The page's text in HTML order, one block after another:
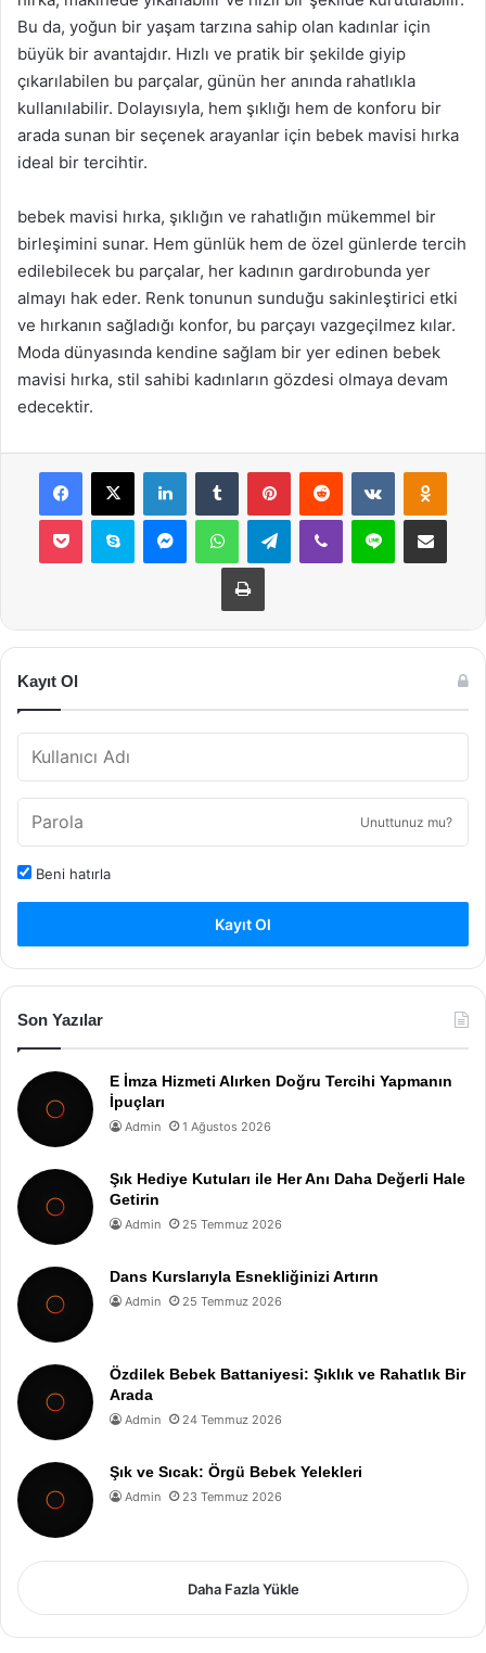
Bu da, yoğun bir yaşam tarzına sahip olan kadınlar için
büyük bir avantajdır. Hızlı ve pratik bir şekilde giyip
çıkarılabilen bu parçalar, günün her anında rahatlıkla
kullanılabilir. Dolayısıyla, hem şıklığı hem de konforu bir
arada sunan bir seçenek arayanlar için bebek mavisi hırka
ideal bir tercihtir.
bebek mavisi hırka, şıklığın ve rahatlığın mükemmel bir
birleşimini sunar. Hem günlük hem de özel günlerde tercih
edilebilecek bu parçalar, her kadının gardırobunda yer
almayı hak eder. Renk tonunun sunduğu sakinleştirici etki
ve hırkanın sağladığı konfor, bu parçayı vazgeçilmez kılar.
Moda dünyasında kendine sağlam bir yer edinen bebek
mavisi hırka, stil sahibi kadınların gözdesi olmaya devam
edecektir.
Facebook
X LinkedInTumblr PinterestReddit VKontakte
Pocket Skype MessengerWhatsAppTelegramViber Line E-Posta ile
Yazdır
Kayıt Ol
Unuttunuz mu?
Beni hatırla
Kayıt Ol
Son Yazılar
E İmza Hizmeti Alırken Doğru Tercihi Yapmanın
İpuçları
Admin 1 Ağustos 2026
Şık Hediye Kutuları ile Her Anı Daha Değerli Hale
Getirin
Admin 25 Temmuz 2026
Dans Kurslarıyla Esnekliğinizi Artırın
Admin 25 Temmuz 2026
Özdilek Bebek Battaniyesi: Şıklık ve Rahatlık Bir
Arada
Admin 24 Temmuz 2026
Şık ve Sıcak: Örgü Bebek Yelekleri
Admin 23 Temmuz 2026
Daha Fazla Yükle